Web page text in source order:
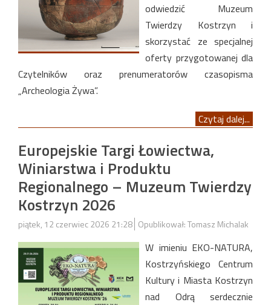
odwiedzić Muzeum
Twierdzy Kostrzyn i
skorzystać ze specjalnej
oferty przygotowanej dla
Czytelników oraz prenumeratorów czasopisma
„Archeologia Żywa”.
Czytaj dalej...
Europejskie Targi Łowiectwa,
Winiarstwa i Produktu
Regionalnego – Muzeum Twierdzy
Kostrzyn 2026
piątek, 12 czerwiec 2026 21:28 Opublikował: Tomasz Michalak
W imieniu EKO-NATURA,
Kostrzyńskiego Centrum
Kultury i Miasta Kostrzyn
nad Odrą serdecznie